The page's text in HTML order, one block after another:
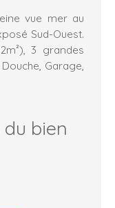
vue mer au
Sud-Ouest.
3 grandes
Garage,
du bien